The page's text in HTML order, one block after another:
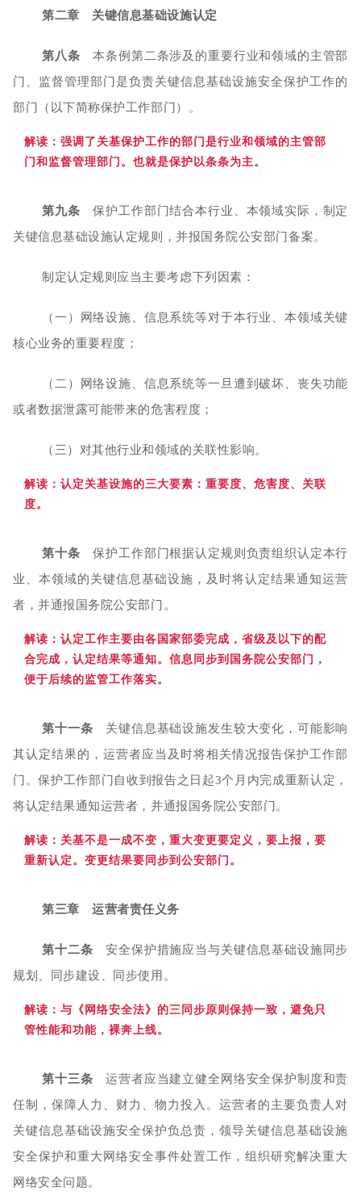
第二章 关键信息基础设施认定
第八条 本条例第二条涉及的重要行业和领域的主管部
门、监督管理部门是负责关键信息基础设施安全保护工作的
部门（以下简称保护工作部门）。
解读：强调了关基保护工作的部门是行业和领域的主管部
门和监督管理部门。也就是保护以条条为主。
第九条 保护工作部门结合本行业、本领域实际，制定
关键信息基础设施认定规则，并报国务院公安部门备案。
制定认定规则应当主要考虑下列因素：
（一）网络设施、信息系统等对于本行业、本领域关键
核心业务的重要程度；
（二）网络设施、信息系统等一旦遭到破坏、丧失功能
或者数据泄露可能带来的危害程度；
（三）对其他行业和领域的关联性影响。
解读： 认定关基设施的三大要素：重要度、危害度、关联
度。
第十条 保护工作部门根据认定规则负责组织认定本行
业、本领域的关键信息基础设施，及时将认定结果通知运营
者，并通报国务院公安部门。
解读：认定工作主要由各国家部委完成，省级及以下的配
合完成，认定结果等通知。信息同步到国务院公安部门，
便于后续的监管工作落实。
第十一条 关键信息基础设施发生较大变化，可能影响
其认定结果的，运营者应当及时将相关情况报告保护工作部
门。保护工作部门自收到报告之日起3个月内完成重新认定，
将认定结果通知运营者，并通报国务院公安部门。
解读： 关基不是一成不变，重大变更要定义，要上报，要
重新认定。变更结果要同步到公安部门。
第三章 运营者责任义务
第十二条 安全保护措施应当与关键信息基础设施同步
规划、同步建设、同步使用。
解读：与《 网络安全法》的三同步原则保持一致，避免只
管性能和功能，裸奔上线。
第十三条 运营者应当建立健全网络安全保护制度和责
任制，保障人力、财力、物力投入。运营者的主要负责人对
关键信息基础设施安全保护负总责，领导关键信息基础设施
安全保护和重大网络安全事件处置工作，组织研究解决重大
网络安全问题。